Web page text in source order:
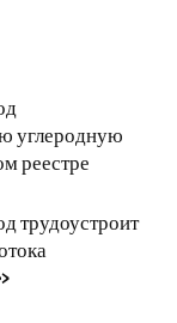
углеродную
реестре
трудоустроит